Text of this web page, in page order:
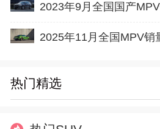
热门精选